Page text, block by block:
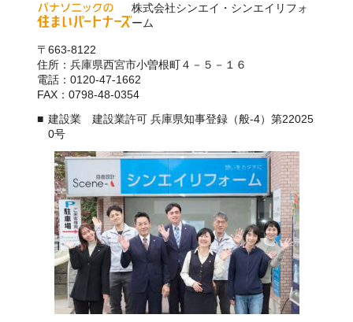
株式会社シンエイ・シンエイリフォ
ーム
〒663-8122
住所：兵庫県西宮市小曽根町４－５－１６
電話：0120-47-1662
FAX：0798-48-0354
建設業 建設業許可 兵庫県知事登録（般-4）第22025
0号